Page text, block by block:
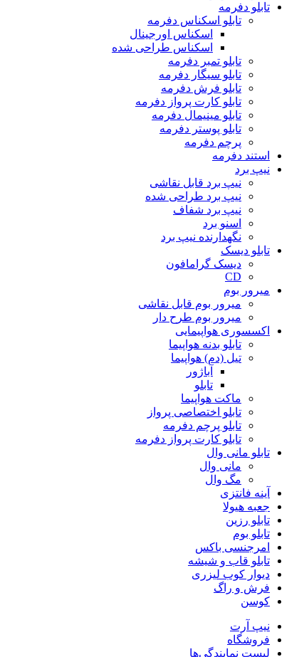
تابلو دفرمه
تابلو اسکناس دفرمه
اسکناس اورجینال
اسکناس طراحی شده
تابلو تمبر دفرمه
تابلو سیگار دفرمه
تابلو فرش دفرمه
تابلو کارت پرواز دفرمه
تابلو مینیمال دفرمه
تابلو پوستر دفرمه
پرچم دفرمه
استند دفرمه
نیپ برد
نیپ برد قابل نقاشی
نیپ برد طراحی شده
نیپ برد شفاف
اسنو برد
نگهدارنده نیپ برد
تابلو دیسک
دیسک گرامافون
CD
میرور بوم
میرور بوم قابل نقاشی
میرور بوم طرح دار
اکسسوری هواپیمایی
تابلو بدنه هواپیما
تیل (دم) هواپیما
آباژور
تابلو
ماکت هواپیما
تابلو اختصاصی پرواز
تابلو پرچم دفرمه
تابلو کارت پرواز دفرمه
تابلو مانی وال
مانی وال
مگ وال
آینه فانتزی
جعبه هیولا
تابلو رزین
تابلو بوم
امرجنسی باکس
تابلو قاب و شیشه
دیوار کوب لیزری
فرش و راگ
کوسن
نیپ آرت
فروشگاه
لیست نمایندگی‌ها